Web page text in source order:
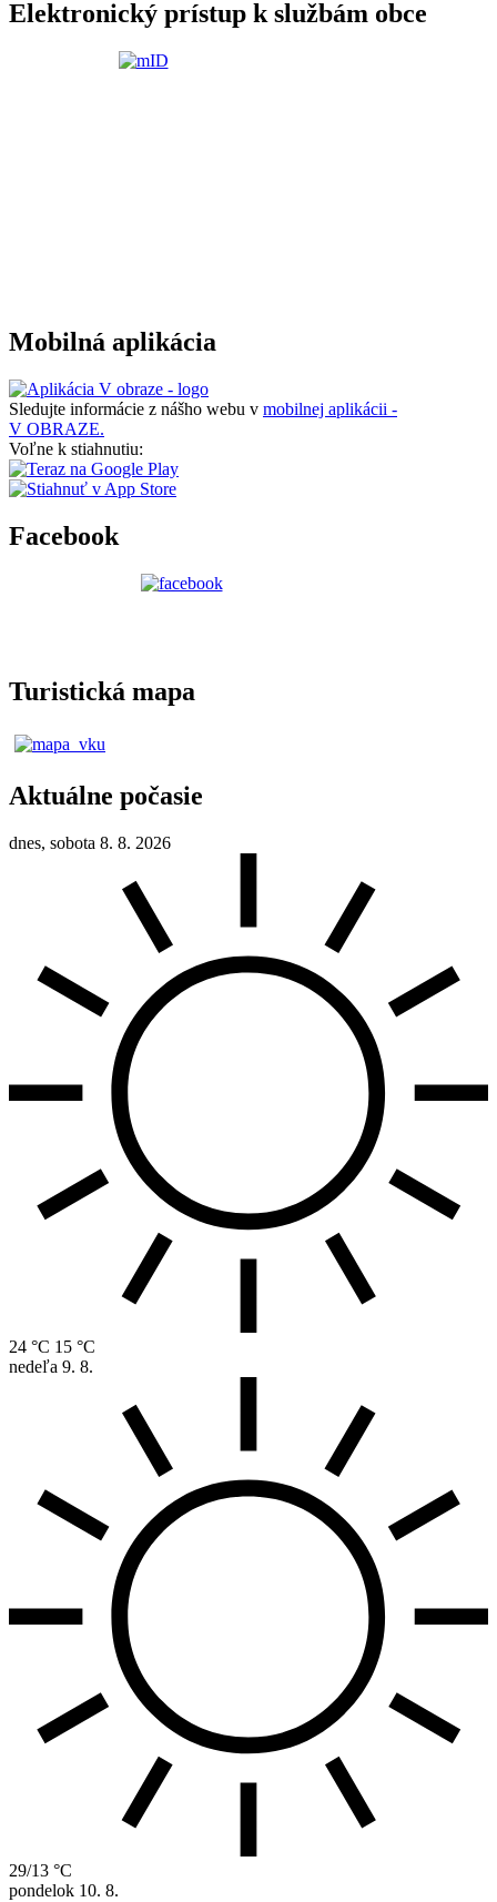
Elektronický prístup k službám obce
Mobilná aplikácia
Sledujte informácie z nášho webu v mobilnej aplikácii -
V OBRAZE.
Voľne k stiahnutiu:
Facebook
Turistická mapa
Aktuálne počasie
dnes, sobota 8. 8. 2026
24 °C 15 °C
nedeľa 9. 8.
29/13 °C
pondelok 10. 8.